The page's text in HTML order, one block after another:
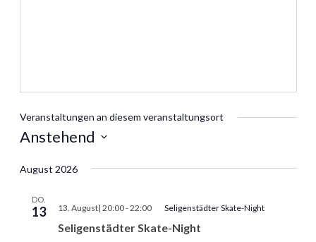
Veranstaltungen an diesem veranstaltungsort
Anstehend
wählen.
August 2026
DO.
13
Seligenstädter Skate-Night
13. August| 20:00-22:00 Seligenstädter Skate-Night